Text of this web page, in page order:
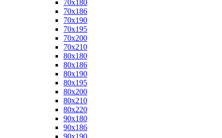
70x180
70x186
70x190
70x195
70x200
70x210
80x180
80x186
80x190
80x195
80x200
80x210
80x220
90x180
90x186
90x190